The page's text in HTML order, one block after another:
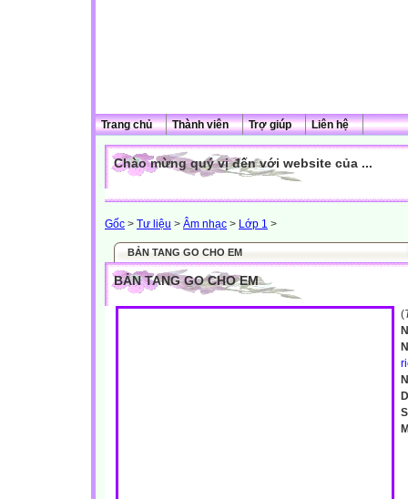
Trang chủ Thành viên Trợ giúp Liên hệ
Chào mừng quý vị đến với website của ...
Gốc > Tư liệu > Âm nhạc > Lớp 1 >
BẢN TANG GO CHO EM
BẢN TANG GO CHO EM
(